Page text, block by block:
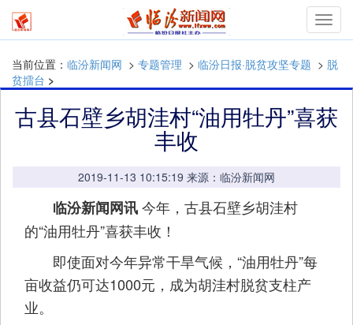
当前位置： 临汾新闻网 > 专题管理 > 临汾日报·脱贫攻坚专题 > 脱
贫擂台 >
古县石壁乡胡洼村“油用牡丹”喜获
丰收
2019-11-13 10:15:19 来源：临汾新闻网
临汾新闻网讯今年，古县石壁乡胡洼村
的“油用牡丹”喜获丰收！
即使面对今年异常干旱气候，“油用牡丹”每
亩收益仍可达1000元，成为胡洼村脱贫支柱产
业。